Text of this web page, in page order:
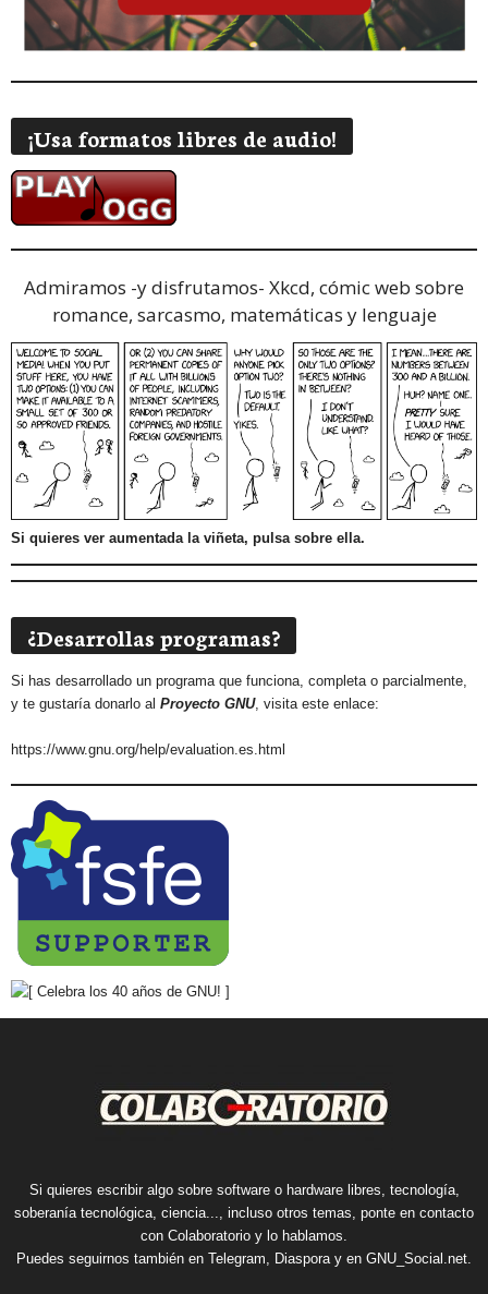
¡Usa formatos libres de audio!
Admiramos -y disfrutamos- Xkcd, cómic web sobre
romance, sarcasmo, matemáticas y lenguaje
Si quieres ver aumentada la viñeta, pulsa sobre ella.
¿Desarrollas programas?
Si has desarrollado un programa que funciona, completa o parcialmente,
y te gustaría donarlo al Proyecto GNU, visita este enlace:
https://www.gnu.org/help/evaluation.es.html
Si quieres escribir algo sobre software o hardware libres, tecnología,
soberanía tecnológica, ciencia..., incluso otros temas, ponte en contacto
con Colaboratorio y lo hablamos.
Puedes seguirnos también en Telegram, Diasporay en GNU_Social.net.